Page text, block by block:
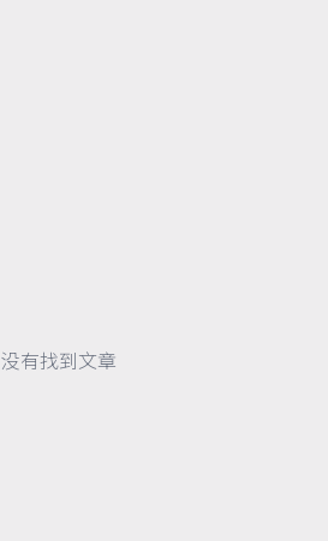
没有找到文章